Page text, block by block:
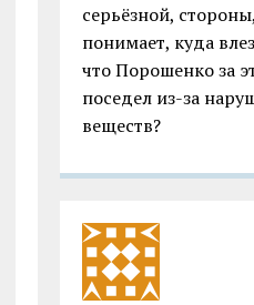
серьёзной,
понимает, куда
что Порошенко за
поседел из-за
веществ?